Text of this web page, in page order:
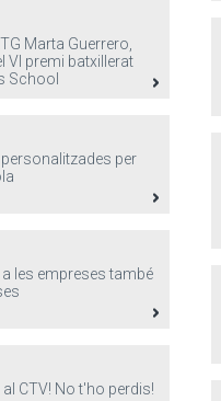
Marta Guerrero,
VI premi batxillerat
School
per
a les empreses també
CTV! No t'ho perdis!